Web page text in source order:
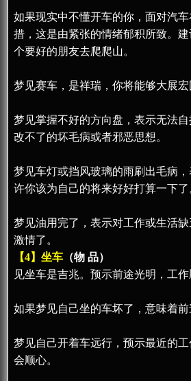
如果现实中不懂开车的你，面对汽
措，这是由紧张的情绪郁积所致。
个要好的朋友去爬爬山。
梦见赛车，是祥瑞，你将能够大展宏
梦见掌握不好的方向盘，表示无法
改不了的坏毛病或者邪恶思想。
梦见车灯或挡风玻璃的雨刷出毛病
许你该为自己的将来好好打算一下了
梦见油用完了，表示对工作或生活
激情了。
【4】坐车 （物 品）
见坐车是吉兆。预示前途光明，工作
如果梦见自己坐的车坏了，意味着前
梦见自己开着车远行，预示最近的
会顺心。